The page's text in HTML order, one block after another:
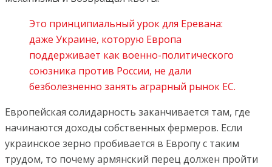
Это принципиальный урок для Еревана:
даже Украине, которую Европа
поддерживает как военно-политического
союзника против России, не дали
безболезненно занять аграрный рынок ЕС.
Европейская солидарность заканчивается там, где
начинаются доходы собственных фермеров. Если
украинское зерно пробивается в Европу с таким
трудом, то почему армянский перец должен пройти